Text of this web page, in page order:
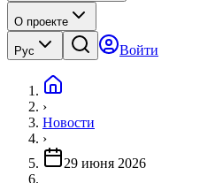
О проекте
Рус Войти
›
Новости
›
29 июня 2026